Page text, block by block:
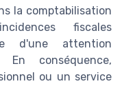
la comptabilisation
fiscales
d'une attention
conséquence,
ou un service